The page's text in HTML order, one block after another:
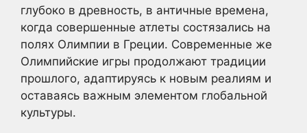
глубоко в древность, в античные времена,
когда совершенные атлеты состязались на
полях Олимпии в Греции. Современные же
Олимпийские игры продолжают традиции
прошлого, адаптируясь к новым реалиям и
оставаясь важным элементом глобальной
культуры.